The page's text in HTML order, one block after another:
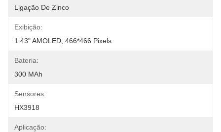
Ligação De Zinco
Exibição:
1.43" AMOLED, 466*466 Pixels
Bateria:
300 MAh
Sensores:
HX3918
Aplicação: